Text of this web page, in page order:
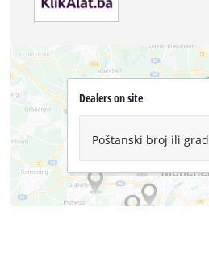
Dealers on site
Poštanski broj ili grad